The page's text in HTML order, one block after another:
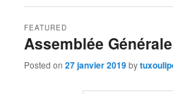
Assemblée Générale
FEATURED
Posted on27 janvier 2019by